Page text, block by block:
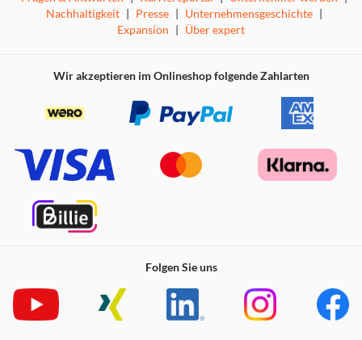
Nachhaltigkeit | Presse | Unternehmensgeschichte |
Expansion | Über expert
Wir akzeptieren im Onlineshop folgende Zahlarten
Folgen Sie uns